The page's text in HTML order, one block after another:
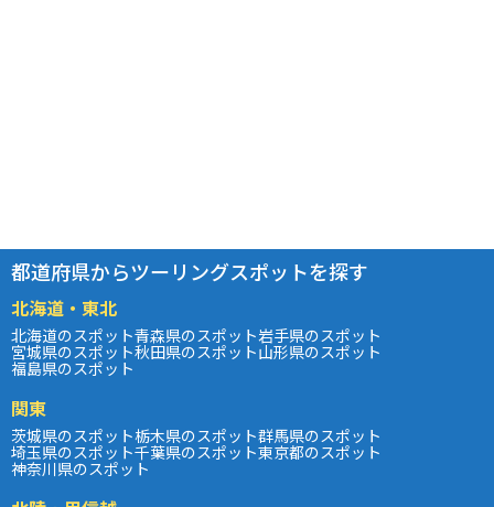
都道府県からツーリングスポットを探す
北海道・東北
北海道のスポット青森県のスポット岩手県のスポット
宮城県のスポット秋田県のスポット山形県のスポット
福島県のスポット
関東
茨城県のスポット栃木県のスポット群馬県のスポット
埼玉県のスポット千葉県のスポット東京都のスポット
神奈川県のスポット